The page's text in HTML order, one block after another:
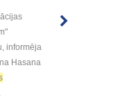
informēja
Hasana